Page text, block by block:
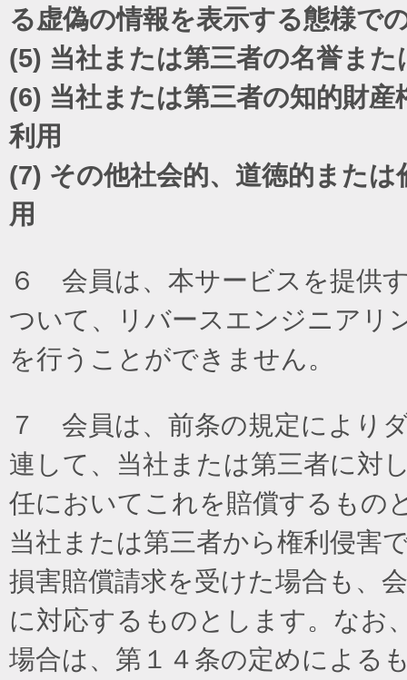
る虚偽の情報を表示する態様で
(5) 当社または第三者の名誉ま
(6) 当社または第三者の知的財
利用
(7) その他社会的、道徳的また
用
６ 会員は、本サービスを提供
ついて、リバースエンジニアリ
を行うことができません。
７ 会員は、前条の規定により
連して、当社または第三者に対
任においてこれを賠償するもの
当社または第三者から権利侵害
損害賠償請求を受けた場合も、
に対応するものとします。なお
場合は、第１４条の定めによる